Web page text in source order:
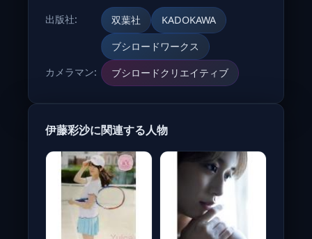
出版社: 双葉社
KADOKAWA
ブシロードワークス
カメラマン:
ブシロードクリエイティブ
伊藤彩沙に関連する人物